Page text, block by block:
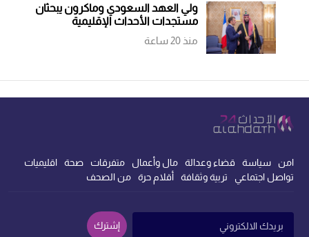
ولي العهد السعودي وماكرون يبحثان
مستجدات الأحداث الإقليمية
منذ 20 ساعة
امن سياسة قضاء وعدالة مال وأعمال متفرقات صحة
اقليميات
تواصل اجتماعي
تربية وثقافة أقلام حرة من الصحف
إشترك